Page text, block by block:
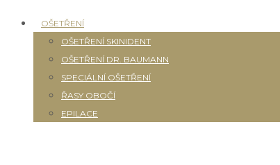
OŠETŘENÍ
OŠETŘENÍ SKINIDENT
OŠETŘENÍ DR. BAUMANN
SPECIÁLNÍ OŠETŘENÍ
ŘASY OBOČÍ
EPILACE